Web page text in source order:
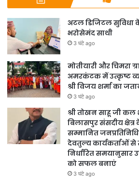
अटल डिजिटल सुविधा
भरोसेमंद साथी
3 घंटे ago
मोतीयारी और चिमरा
अमरकंटक में उत्कृष्ट
श्री विजय शर्मा का
3 घंटे ago
श्री तोखन साहू जी कल
बिलासपुर संसदीय क्षेत्र
सम्मानित
देवतुल्य कार्यकर्ताओं से
निर्धारित समयानुसार
को सफल बनाएं
3 घंटे ago